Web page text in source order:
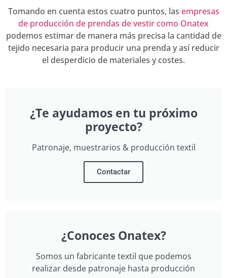
Tomando en cuenta estos cuatro puntos, las empresas
de producción de prendas de vestir como Onatex
podemos estimar de manera más precisa la cantidad de
tejido necesaria para producir una prenda y así reducir
el desperdicio de materiales y costes.
¿Te ayudamos en tu próximo
proyecto?
Patronaje, muestrarios & producción textil
Contactar
¿Conoces Onatex?
Somos un fabricante textil que podemos
realizar desde patronaje hasta producción